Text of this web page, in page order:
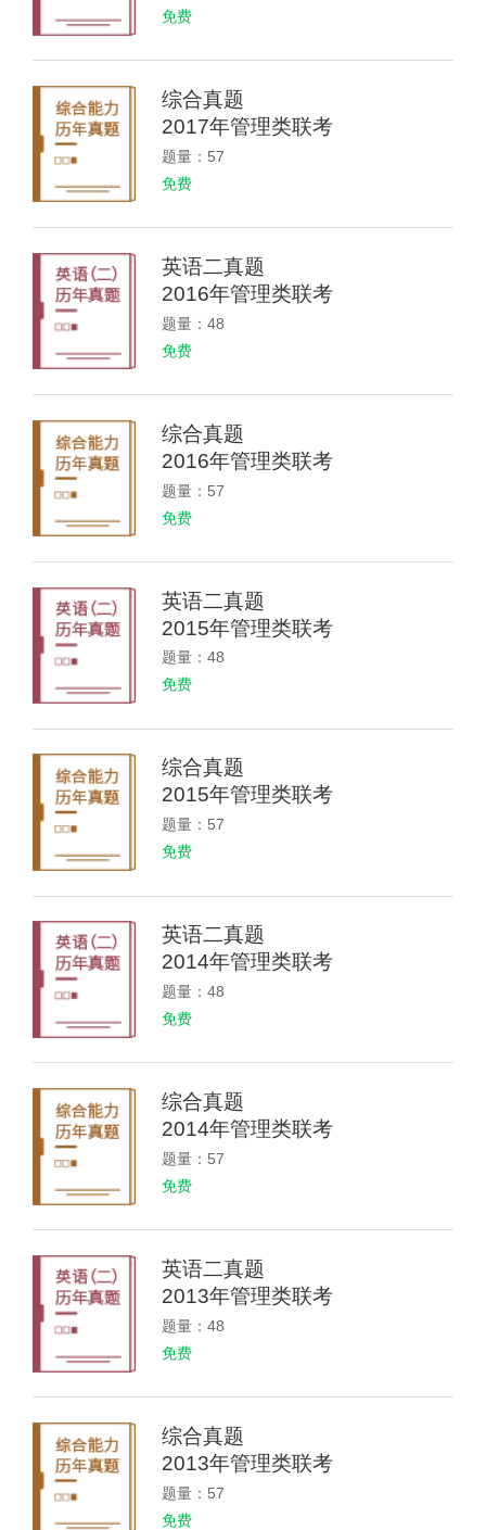
免费
综合真题
2017年管理类联考
题量：57
免费
英语二真题
2016年管理类联考
题量：48
免费
综合真题
2016年管理类联考
题量：57
免费
英语二真题
2015年管理类联考
题量：48
免费
综合真题
2015年管理类联考
题量：57
免费
英语二真题
2014年管理类联考
题量：48
免费
综合真题
2014年管理类联考
题量：57
免费
英语二真题
2013年管理类联考
题量：48
免费
综合真题
2013年管理类联考
题量：57
免费